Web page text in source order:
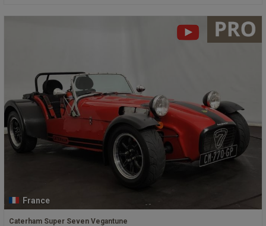
France
Caterham Super Seven Vegantune